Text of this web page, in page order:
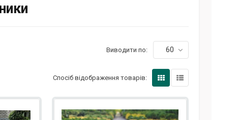
Виводити по: 60
Спосіб відображення товарів: